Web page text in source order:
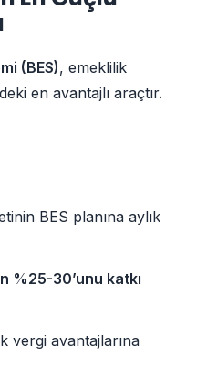
(BES), emeklilik
en avantajlı araçtır.
BES planına aylık
%25-30’unu katkı
vergi avantajlarına